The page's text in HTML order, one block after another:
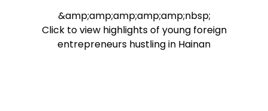
&amp;amp;amp;amp;amp;nbsp;
Click to view highlights of young foreign
entrepreneurs hustling in Hainan